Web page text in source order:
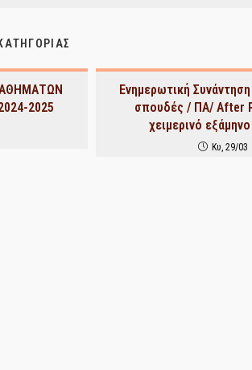
2025
Ενημερωτική
σπουδές / ΠΑ/ After
χειμερινό
Κυ, 29/03